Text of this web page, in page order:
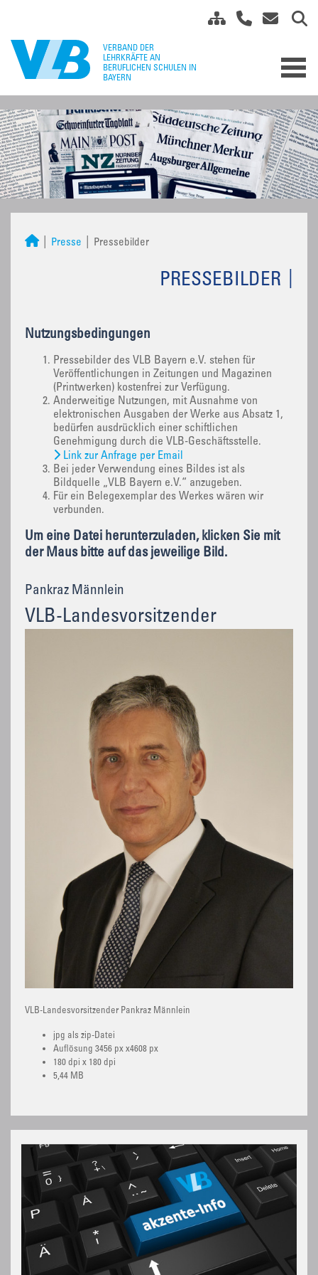
Presse Pressebilder
PRESSEBILDER
Nutzungsbedingungen
Pressebilder des VLB Bayern e.V. stehen für
Veröffentlichungen in Zeitungen und Magazinen
(Printwerken) kostenfrei zur Verfügung.
Anderweitige Nutzungen, mit Ausnahme von
elektronischen Ausgaben der Werke aus Absatz 1,
bedürfen ausdrücklich einer schiftlichen
Genehmigung durch die VLB-Geschäftsstelle.
Link zur Anfrage per Email
Bei jeder Verwendung eines Bildes ist als
Bildquelle „VLB Bayern e.V.“ anzugeben.
Für ein Belegexemplar des Werkes wären wir
verbunden.
Um eine Datei herunterzuladen, klicken Sie mit
der Maus bitte auf das jeweilige Bild.
Pankraz Männlein
VLB-Landesvorsitzender
VLB-Landesvorsitzender Pankraz Männlein
jpg als zip-Datei
Auflösung 3456 px x4608 px
180 dpi x 180 dpi
5,44 MB